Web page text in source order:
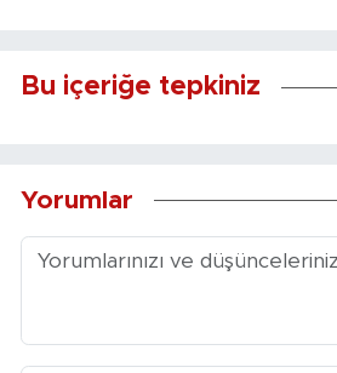
Bu içeriğe tepkiniz
Yorumlar